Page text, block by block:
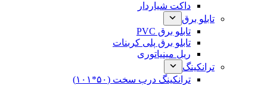
داکت شیاردار
تابلو برق
تابلو برق PVC
تابلو برق پلی کربنات
ریل مینیاتوری
ترانکینگ
ترانکینگ درب سخت (۵۰*۱۰۱)